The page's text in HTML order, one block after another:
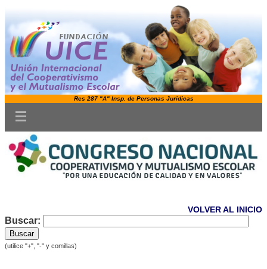
Res 287 "A" Insp. de Personas Jurídicas
VOLVER AL INICIO
Buscar:
(utilice "+", "-" y comillas)